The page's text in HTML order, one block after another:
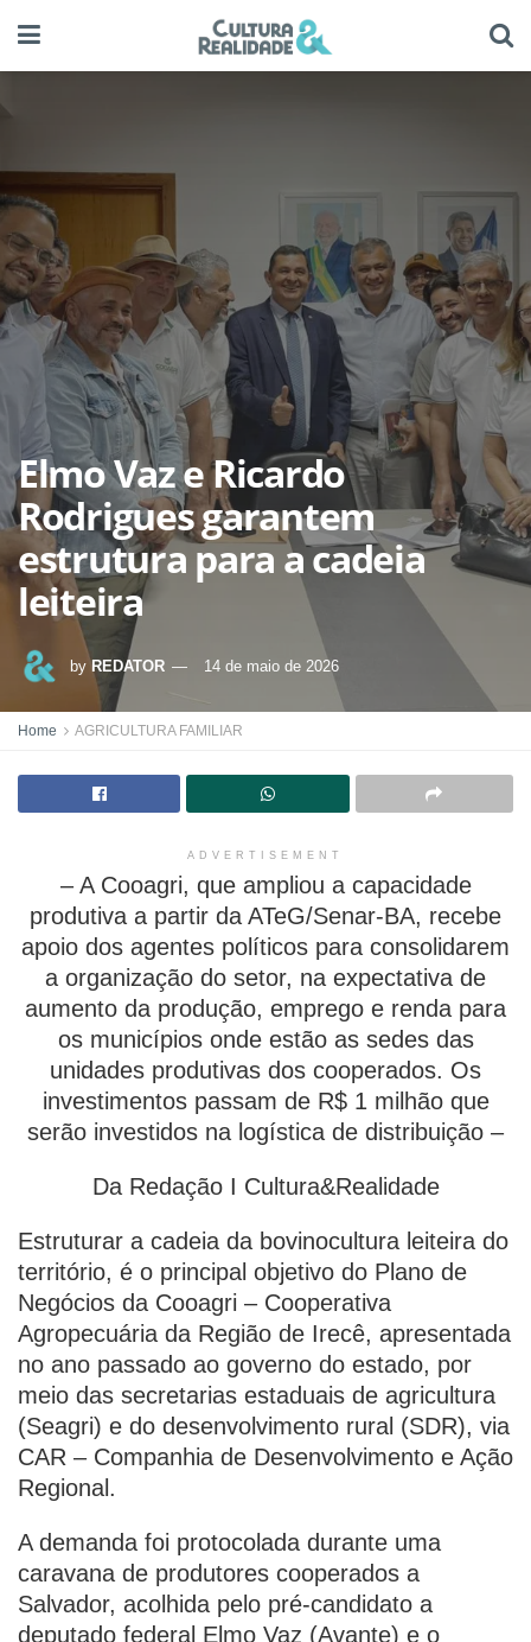
Elmo Vaz e Ricardo
Rodrigues garantem
estrutura para a cadeia
leiteira
by REDATOR 14 de maio de 2026
Home AGRICULTURA FAMILIAR
ADVERTISEMENT
– A Cooagri, que ampliou a capacidade
produtiva a partir da ATeG/Senar-BA, recebe
apoio dos agentes políticos para consolidarem
a organização do setor, na expectativa de
aumento da produção, emprego e renda para
os municípios onde estão as sedes das
unidades produtivas dos cooperados. Os
investimentos passam de R$ 1 milhão que
serão investidos na logística de distribuição –
Da Redação I Cultura&Realidade
Estruturar a cadeia da bovinocultura leiteira do
território, é o principal objetivo do Plano de
Negócios da Cooagri – Cooperativa
Agropecuária da Região de Irecê, apresentada
no ano passado ao governo do estado, por
meio das secretarias estaduais de agricultura
(Seagri) e do desenvolvimento rural (SDR), via
CAR – Companhia de Desenvolvimento e Ação
Regional.
A demanda foi protocolada durante uma
caravana de produtores cooperados a
Salvador, acolhida pelo pré-candidato a
deputado federal Elmo Vaz (Avante) e o